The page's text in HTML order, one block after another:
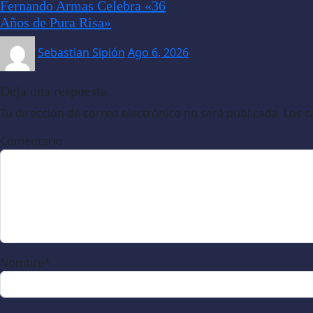
Fernando Armas Celebra «36
Años de Pura Risa»
Sebastian Sipión Ago 6, 2026
Deja una respuesta
Tu dirección de correo electrónico no será publicada. Los
Comentario
Nombre*